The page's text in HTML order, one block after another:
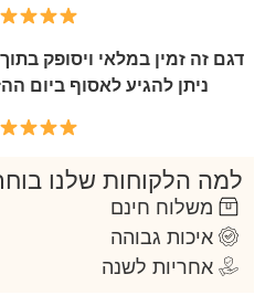
ניתן להגיע לאסוף ביום
למה הלקוחות שלנו
משלוח חינם
איכות גבוהה
אחריות לשנה